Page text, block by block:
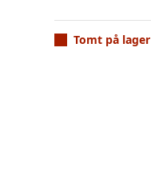
Tomt på lager